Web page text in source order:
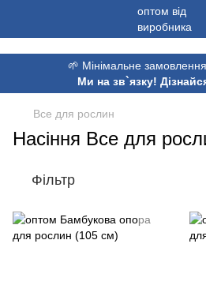
🌱 Мінімальне
Ми на зв`язку!
Все для рослин
Насіння Все для
Фільтр